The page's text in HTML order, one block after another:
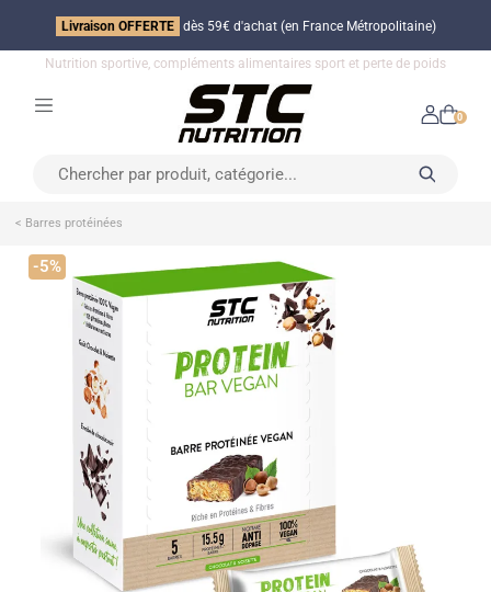
Livraison OFFERTE dès 59€ d'achat (en France Métropolitaine)
Nutrition sportive, compléments alimentaires sport et perte de poids
0
< Barres protéinées
-5%